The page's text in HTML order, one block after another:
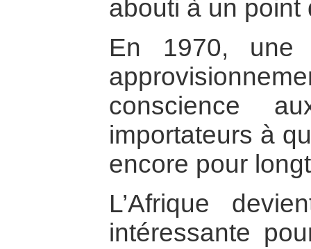
abouti à un point
En 1970, une
conscience
importateurs à
encore pour
L’Afrique
intéressante